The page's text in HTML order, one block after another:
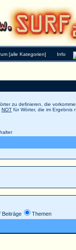
[alle Kategorien] Info
zu definieren, die
NOT für Wörter, die im Ergebnis
Beiträge Themen